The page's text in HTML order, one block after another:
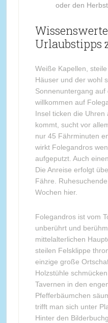
oder den Herbst.
Urlaubstipps
Weiße Kapellen,
Häuser und der wohl
Sonnenuntergang auf
willkommen auf
Insel ticken die
kommt, sucht vor
nur 45 Fährminuten
wirkt Folegandros
aufgeputzt. Auch
Die Anreise erfolgt
Fähre.
Wochen hier.
Folegandros ist vom
unberührt und
mittelalterlichen
steilen Felsklippe
einzige große
Holzstühle
Tavernen in den
Pfefferbäumchen
trifft man sich unter
Hinter den